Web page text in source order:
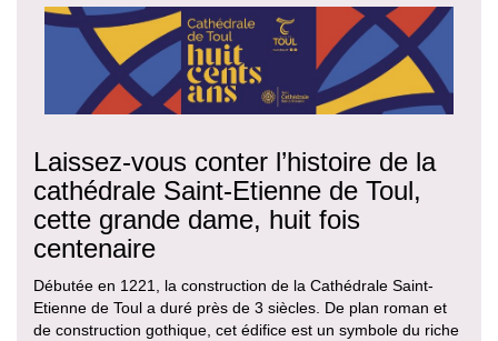
Laissez-vous conter l’histoire de la
cathédrale Saint-Etienne de Toul,
cette grande dame, huit fois
centenaire
Débutée en 1221, la construction de la Cathédrale Saint-
Etienne de Toul a duré près de 3 siècles. De plan roman et
de construction gothique, cet édifice est un symbole du riche